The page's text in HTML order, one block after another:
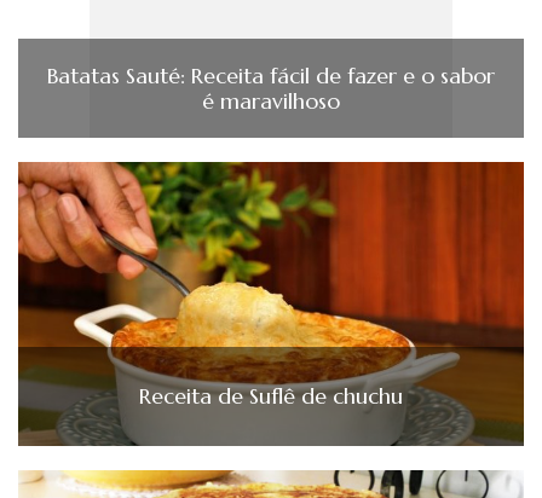
Batatas Sauté: Receita fácil de fazer e o sabor
é maravilhoso
Receita de Suflê de chuchu